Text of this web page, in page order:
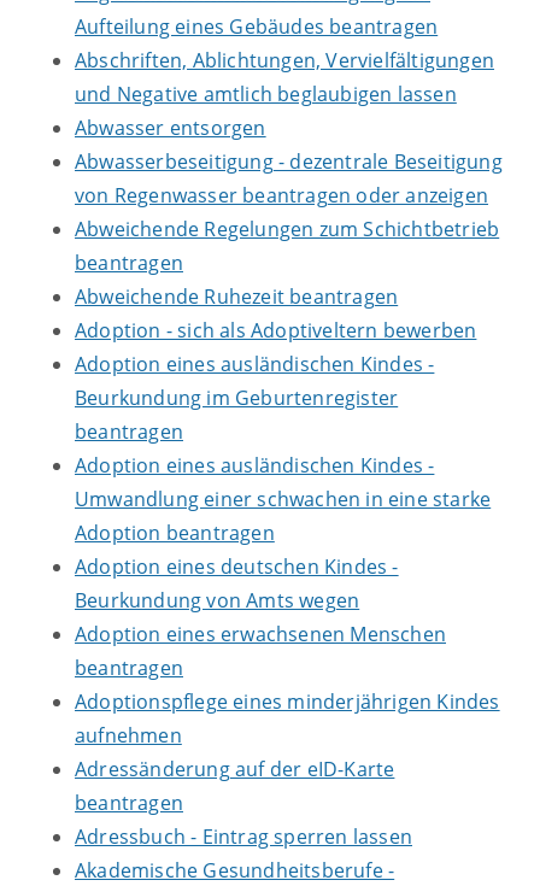
Aufteilung eines Gebäudes beantragen
Abschriften, Ablichtungen, Vervielfältigungen
und Negative amtlich beglaubigen lassen
Abwasser entsorgen
Abwasserbeseitigung - dezentrale Beseitigung
von Regenwasser beantragen oder anzeigen
Abweichende Regelungen zum Schichtbetrieb
beantragen
Abweichende Ruhezeit beantragen
Adoption - sich als Adoptiveltern bewerben
Adoption eines ausländischen Kindes -
Beurkundung im Geburtenregister
beantragen
Adoption eines ausländischen Kindes -
Umwandlung einer schwachen in eine starke
Adoption beantragen
Adoption eines deutschen Kindes -
Beurkundung von Amts wegen
Adoption eines erwachsenen Menschen
beantragen
Adoptionspflege eines minderjährigen Kindes
aufnehmen
Adressänderung auf der eID-Karte
beantragen
Adressbuch - Eintrag sperren lassen
Akademische Gesundheitsberufe -